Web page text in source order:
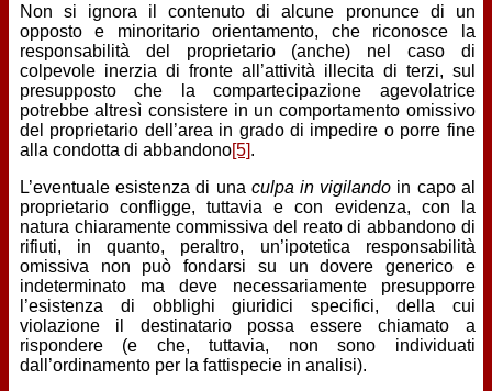
Non si ignora il contenuto di alcune pronunce di un
opposto e minoritario orientamento, che riconosce la
responsabilità del proprietario (anche) nel caso di
colpevole inerzia di fronte all’attività illecita di terzi, sul
presupposto che la compartecipazione agevolatrice
potrebbe altresì consistere in un comportamento omissivo
del proprietario dell’area in grado di impedire o porre fine
alla condotta di abbandono[5].
L’eventuale esistenza di una culpa in vigilando in capo al
proprietario confligge, tuttavia e con evidenza, con la
natura chiaramente commissiva del reato di abbandono di
rifiuti, in quanto, peraltro, un’ipotetica responsabilità
omissiva non può fondarsi su un dovere generico e
indeterminato ma deve necessariamente presupporre
l’esistenza di obblighi giuridici specifici, della cui
violazione il destinatario possa essere chiamato a
rispondere (e che, tuttavia, non sono individuati
dall’ordinamento per la fattispecie in analisi).